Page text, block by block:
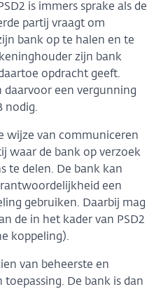
is immers sprake als de
partij vraagt om
bank op te halen en te
zijn bank
opdracht geeft.
daarvoor een vergunning
nodig.
wijze van communiceren
waar de bank op verzoek
te delen. De bank kan
een
gebruiken. Daarbij mag
de in het kader van PSD2
koppeling).
van beheerste en
De bank is dan